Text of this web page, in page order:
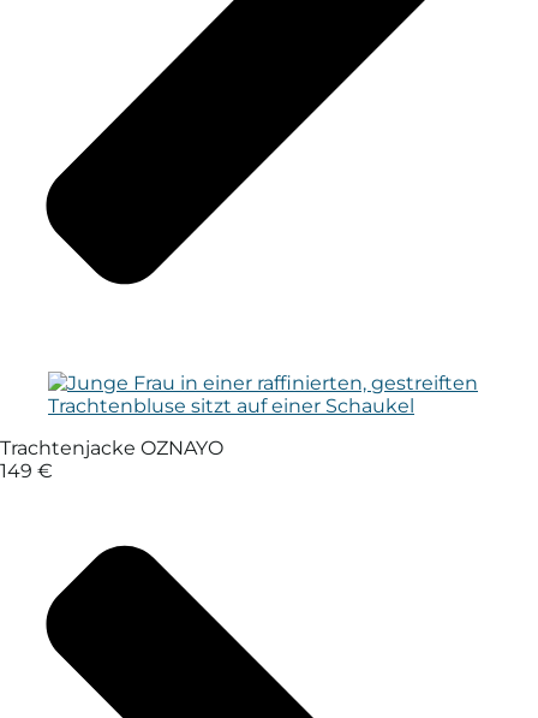
Trachtenjacke OZNAYO
149 €